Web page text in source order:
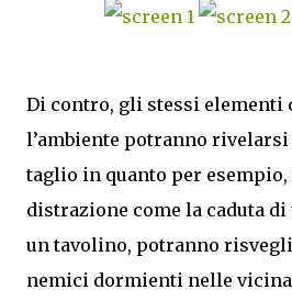
Di contro, gli stessi elementi
l’ambiente potranno rivelarsi
taglio in quanto per
distrazione come la caduta di
un tavolino, potranno
nemici dormienti nelle